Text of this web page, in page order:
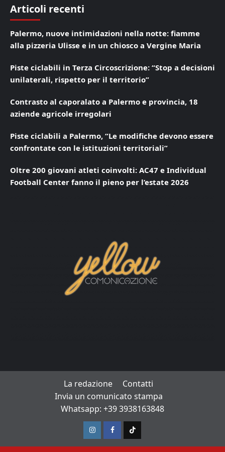
Articoli recenti
Palermo, nuove intimidazioni nella notte: fiamme
alla pizzeria Ulisse e in un chiosco a Vergine Maria
Piste ciclabili in Terza Circoscrizione: “Stop a decisioni
unilaterali, rispetto per il territorio”
Contrasto al caporalato a Palermo e provincia, 18
aziende agricole irregolari
Piste ciclabili a Palermo, “Le modifiche devono essere
confrontate con le istituzioni territoriali”
Oltre 200 giovani atleti coinvolti: AC47 e Individual
Football Center fanno il pieno per l’estate 2026
La redazione
Contatti
Invia un comunicato stampa
Whatsapp: +39 3938163848
InstagramFacebook
TikTok